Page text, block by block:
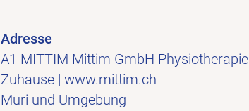
Adresse
A1 MITTIM Mittim GmbH Physiotherapie
Zuhause | www.mittim.ch
Muri und Umgebung